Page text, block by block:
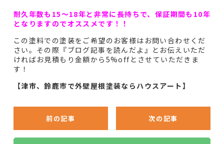
耐久年数も15〜18年と非常に長持ちで、保証期間も10年
となりますのでオススメです！！
この塗料での塗装をご希望のお客様はお問い合わせくだ
さい。その際『ブログ記事を読んだよ』とお伝えいただ
ければお見積もり金額から5%offとさせていただきま
す！
【津市、鈴鹿市で外壁屋根塗装ならハウスアート】
前の記事 次の記事